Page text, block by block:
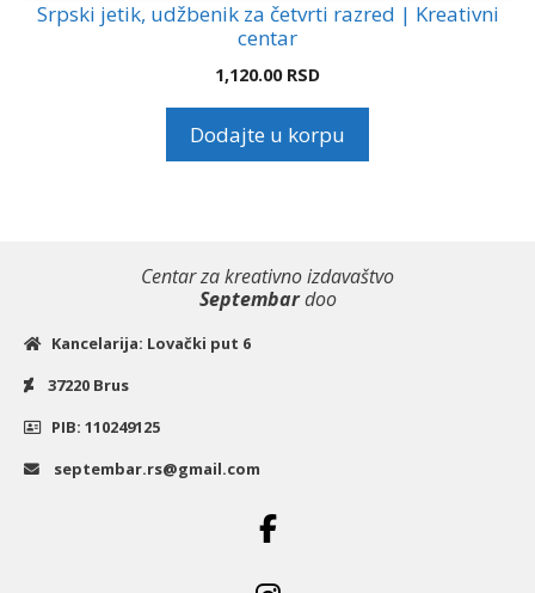
Srpski jetik, udžbenik za četvrti razred | Kreativni
centar
1,120.00 RSD
Dodajte u korpu
Centar za kreativno izdavaštvo
Septembardoo
Kancelarija: Lovački put 6
37220 Brus
PIB: 110249125
septembar.rs@gmail.com